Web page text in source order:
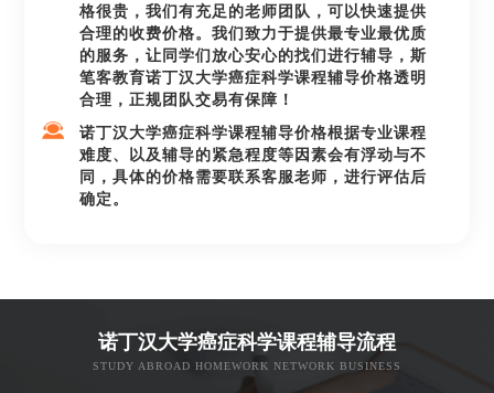
格很贵，我们有充足的老师团队，可以快速提供
合理的收费价格。我们致力于提供最专业最优质
的服务，让同学们放心安心的找们进行辅导，斯
笔客教育诺丁汉大学癌症科学课程辅导价格透明
合理，正规团队交易有保障！
诺丁汉大学癌症科学课程辅导价格根据专业课程
难度、以及辅导的紧急程度等因素会有浮动与不
同，具体的价格需要联系客服老师，进行评估后
确定。
诺丁汉大学癌症科学课程辅导流程
STUDY ABROAD HOMEWORK NETWORK BUSINESS